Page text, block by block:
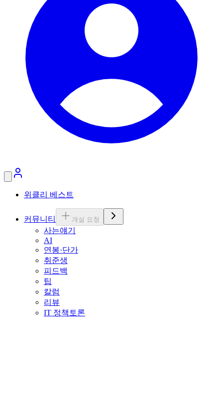
위클리 베스트
커뮤니티 개설 요청
사는얘기
AI
연봉·단가
취준생
피드백
팁
칼럼
리뷰
IT 정책토론